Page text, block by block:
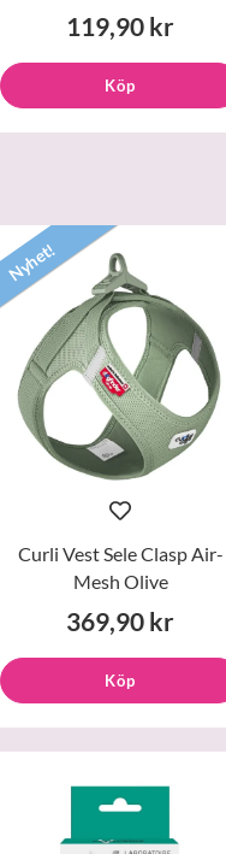
119,90 kr
Köp
Nyhet!
Curli Vest Sele Clasp Air-
Mesh Olive
369,90 kr
Köp